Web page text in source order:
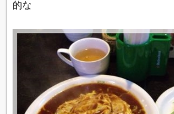
的な